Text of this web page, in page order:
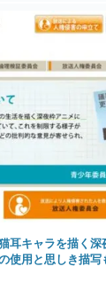
耳キャラを描く
使用と思しき描